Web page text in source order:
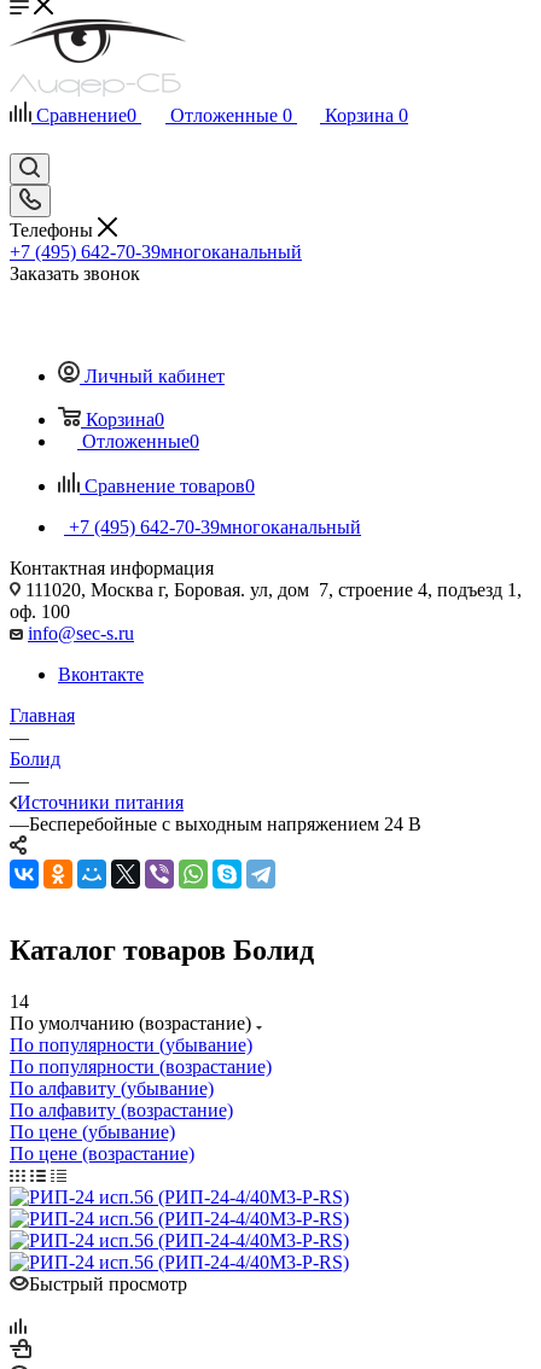
Сравнение0 Отложенные 0 Корзина 0
Телефоны
+7 (495) 642-70-39многоканальный
Заказать звонок
Личный кабинет
Корзина0
Отложенные0
Сравнение товаров0
+7 (495) 642-70-39многоканальный
Контактная информация
111020, Москва г, Боровая. ул, дом 7, строение 4, подъезд 1,
оф. 100
info@sec-s.ru
Вконтакте
Главная
—
Болид
—
Источники питания
—Бесперебойные с выходным напряжением 24 В
Каталог товаров Болид
14
По умолчанию (возрастание)
По популярности (убывание)
По популярности (возрастание)
По алфавиту (убывание)
По алфавиту (возрастание)
По цене (убывание)
По цене (возрастание)
Быстрый просмотр